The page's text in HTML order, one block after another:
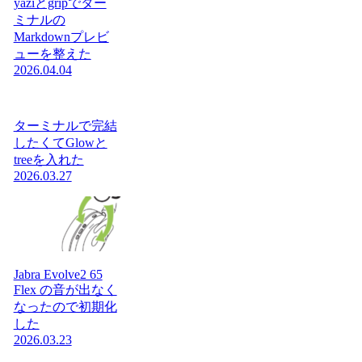
ミナルの
Markdownプレビ
ューを整えた
2026.04.04
ターミナルで完結
したくてGlowと
treeを入れた
2026.03.27
Jabra Evolve2 65
Flex の音が出なく
なったので初期化
した
2026.03.23